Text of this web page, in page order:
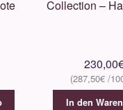
Collection –
230,00
287,50€
In den